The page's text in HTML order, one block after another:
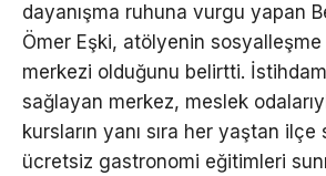
dayanışma ruhuna vurgu yapan
Ömer Eşki, atölyenin
merkezi olduğunu belirtti.
sağlayan merkez, meslek
kursların yanı sıra her yaştan ilçe
ücretsiz gastronomi eğitimleri